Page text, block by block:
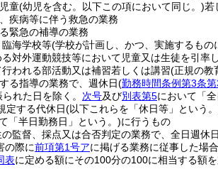
童(幼児を含む。以下この項において同じ。)若
疾病等に伴う救急の業務
緊急の補導の業務
海学校等(学校が計画し、かつ、実施するもの
対外運動競技等において児童又は生徒を引率
われる部活動又は補習若しくは講習(正規の教
る指導の業務で、週休日(勤務時間条例第3条
れた日を除く。 次号及び別表第5において「
定する代休日(以下これらを「休日等」という
「半日勤務日」という。)に行うもの
監督、採点又は合否判定の業務で、全日週休
の際に前項第1号アに掲げる業務に従事した場合
表に定める額にその100分の100に相当する額を